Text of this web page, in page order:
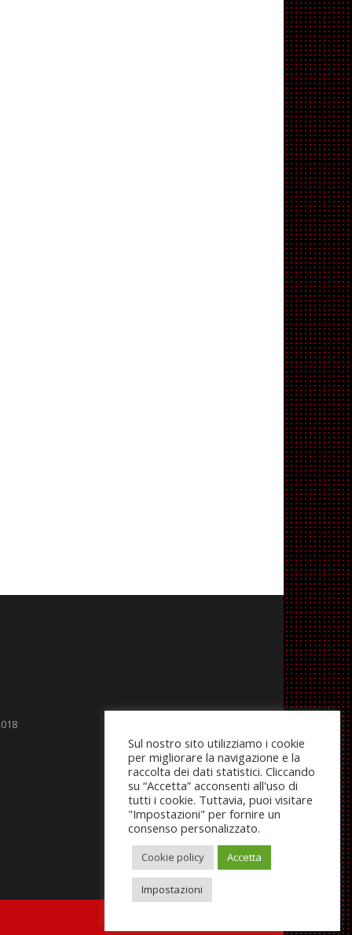
Sul nostro sito utilizziamo i cookie
per migliorare la navigazione e la
raccolta dei dati statistici. Cliccando
su “Accetta” acconsenti all'uso di
tutti i cookie. Tuttavia, puoi visitare
"Impostazioni" per fornire un
consenso personalizzato.
Cookie policy Accetta
Impostazioni